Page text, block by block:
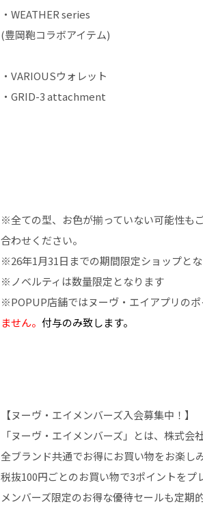
・WEATHER series
(豊岡鞄コラボアイテム)
・VARIOUSウォレット
・GRID-3 attachment
※全ての型、お色が揃っていない可能性も
合わせください。
※26年1月31日までの期間限定ショップとな
※ノベルティは数量限定となります
※POPUP店舗ではヌーヴ・エイアプリの
ません。 付与のみ致します。
【ヌーヴ・エイメンバーズ入会募集中！】
「ヌーヴ・エイメンバーズ」とは、株式会
全ブランド共通でお得にお買い物をお楽し
税抜100円ごとのお買い物で3ポイントをプ
メンバーズ限定のお得な優待セールも定期